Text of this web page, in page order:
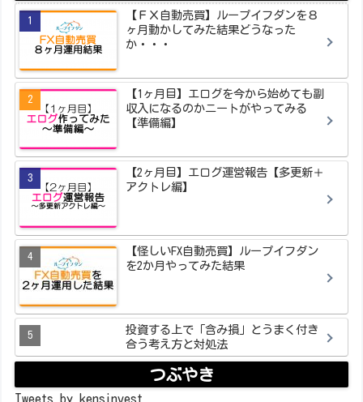
【ＦＸ自動売買】ループイフダンを８
ヶ月動かしてみた結果どうなった
か・・・
【1ヶ月目】エログを今から始めても副
収入になるのかニートがやってみる
【準備編】
【2ヶ月目】エログ運営報告【多更新＋
アクトレ編】
【怪しいFX自動売買】ループイフダン
を2か月やってみた結果
投資する上で「含み損」とうまく付き
合う考え方と対処法
つぶやき
Tweets by kensinvest